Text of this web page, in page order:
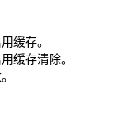
缓存。
缓存清除。